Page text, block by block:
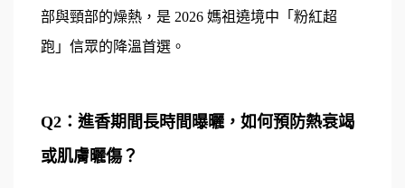
部與頸部的燥熱，是 2026 媽祖遶境中「粉紅超
跑」信眾的降溫首選。
Q2：進香期間長時間曝曬，如何預防熱衰竭
或肌膚曬傷？